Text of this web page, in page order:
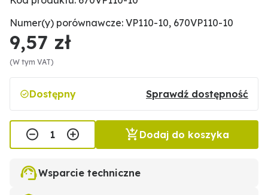
Numer(y) porównawcze: VP110-10, 670VP110-10
9,57 zł
(W tym VAT)
Dostępny Sprawdź dostępność
Dodaj do koszyka
Wsparcie techniczne